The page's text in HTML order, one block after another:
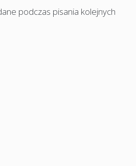
podczas pisania kolejnych